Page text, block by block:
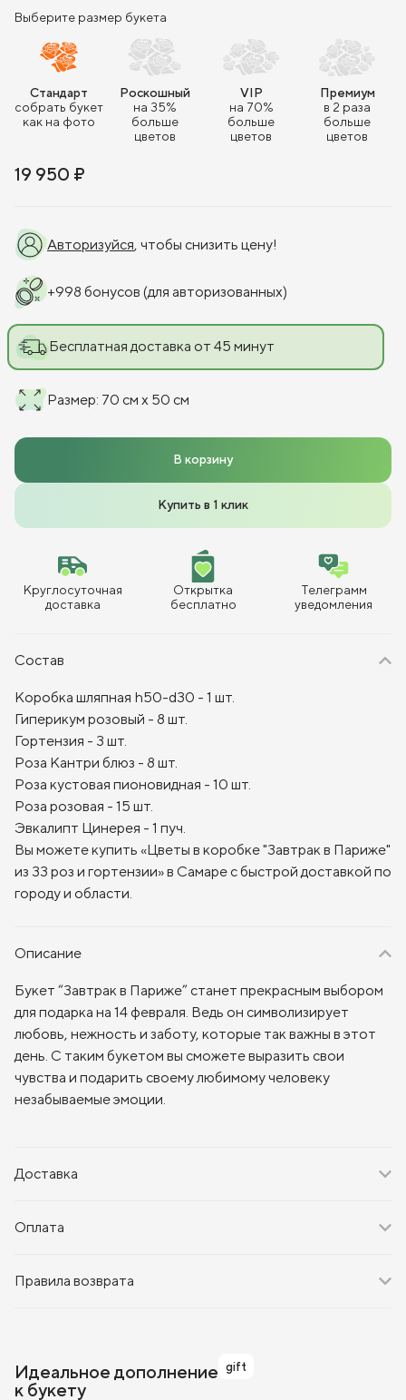
Выберите размер букета
Стандарт
собрать букет
как на фото
Роскошный
на 35%
больше
цветов
VIP
на 70%
больше
цветов
Премиум
в 2 раза
больше
цветов
19 950 ₽
Авторизуйся, чтобы снизить цену!
+998 бонусов (для авторизованных)
Бесплатная доставка от 45 минут
Размер: 70 см x 50 см
В корзину
Купить в 1 клик
Круглосуточная
доставка
Открытка
бесплатно
Телеграмм
уведомления
Состав
Коробка шляпная h50-d30 - 1 шт.
Гиперикум розовый - 8 шт.
Гортензия - 3 шт.
Роза Кантри блюз - 8 шт.
Роза кустовая пионовидная - 10 шт.
Роза розовая - 15 шт.
Эвкалипт Цинерея - 1 пуч.
Вы можете купить «Цветы в коробке "Завтрак в Париже"
из 33 роз и гортензии» в Самаре с быстрой доставкой по
городу и области.
Описание
Букет “Завтрак в Париже” станет прекрасным выбором
для подарка на 14 февраля. Ведь он символизирует
любовь, нежность и заботу, которые так важны в этот
день. С таким букетом вы сможете выразить свои
чувства и подарить своему любимому человеку
незабываемые эмоции.
Доставка
Оплата
Правила возврата
Идеальное дополнение
к букету
gift